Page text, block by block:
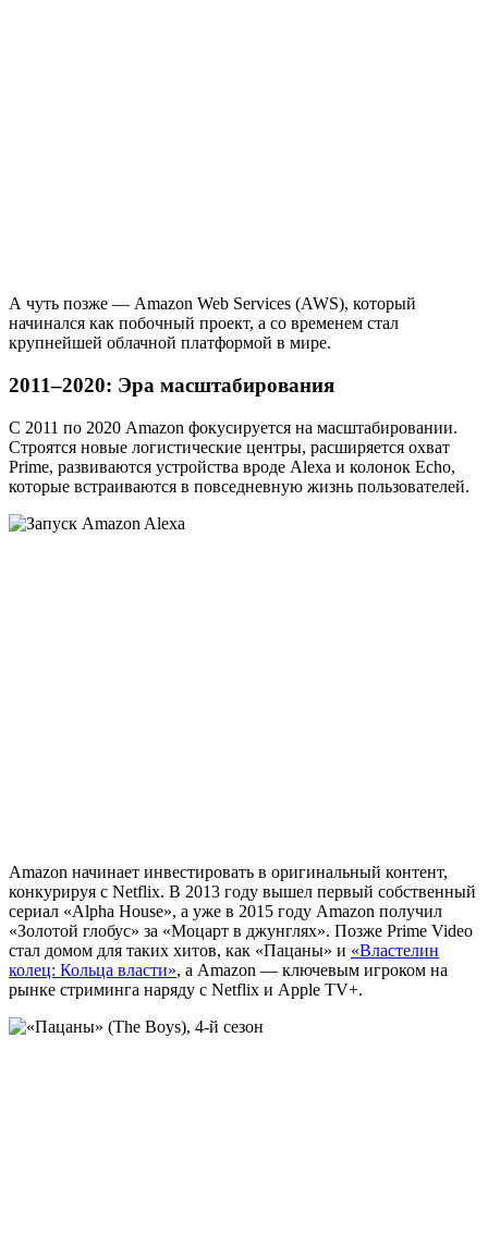
А чуть позже — Amazon Web Services (AWS), который
начинался как побочный проект, а со временем стал
крупнейшей облачной платформой в мире.
2011–2020: Эра масштабирования
С 2011 по 2020 Amazon фокусируется на масштабировании.
Строятся новые логистические центры, расширяется охват
Prime, развиваются устройства вроде Alexa и колонок Echo,
которые встраиваются в повседневную жизнь пользователей.
Amazon начинает инвестировать в оригинальный контент,
конкурируя с Netflix. В 2013 году вышел первый собственный
сериал «Alpha House», а уже в 2015 году Amazon получил
«Золотой глобус» за «Моцарт в джунглях». Позже Prime Video
стал домом для таких хитов, как «Пацаны» и «Властелин
колец: Кольца власти», а Amazon — ключевым игроком на
рынке стриминга наряду с Netflix и Apple TV+.